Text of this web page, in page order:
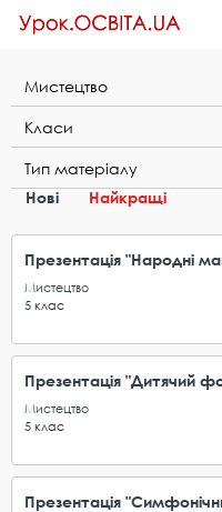
М​и​с​т​е​ц​т​в​о
К​л​а​с​и
Т​и​п​ ​м​а​т​е​р​і​а​л​у
Нові
Найкращі
Презентація "Народні
Мистецтво
5 клас
Презентація "Дитячий
Мистецтво
5 клас
Презентація